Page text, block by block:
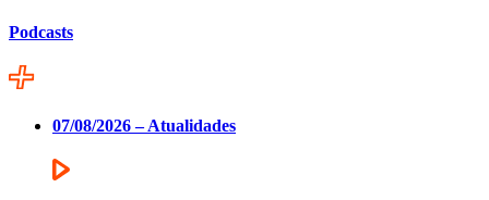
Podcasts
07/08/2026 – Atualidades